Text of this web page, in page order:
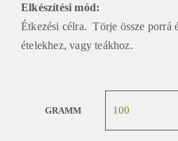
Elkészítési mód:
Étkezési célra. Törje össze porrá
ételekhez, vagy teákhoz.
GRAMM